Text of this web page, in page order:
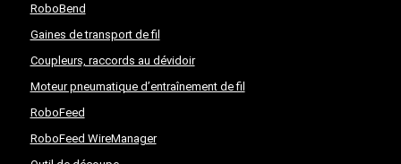
RoboBend
Gaines de transport de fil
Coupleurs, raccords au dévidoir
Moteur pneumatique d’entraînement de fil
RoboFeed
RoboFeed WireManager